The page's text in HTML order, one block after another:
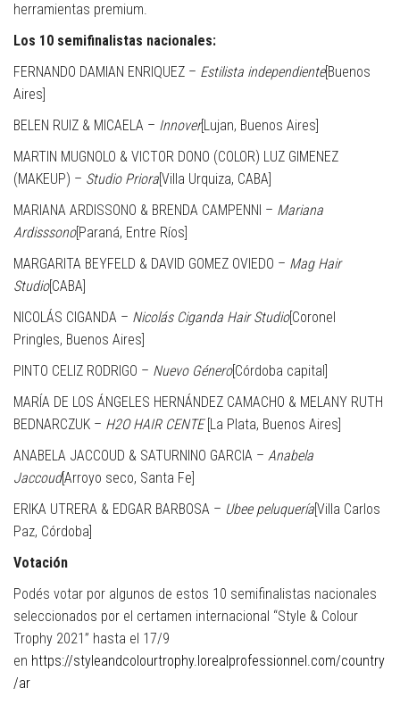
herramientas premium.
Los 10 semifinalistas nacionales:
FERNANDO DAMIAN ENRIQUEZ – Estilista independiente[Buenos
Aires]
BELEN RUIZ & MICAELA – Innover[Lujan, Buenos Aires]
MARTIN MUGNOLO & VICTOR DONO (COLOR) LUZ GIMENEZ
(MAKEUP) – Studio Priora[Villa Urquiza, CABA]
MARIANA ARDISSONO & BRENDA CAMPENNI – Mariana
Ardisssono[Paraná, Entre Ríos]
MARGARITA BEYFELD & DAVID GOMEZ OVIEDO – Mag Hair
Studio[CABA]
NICOLÁS CIGANDA – Nicolás Ciganda Hair Studio[Coronel
Pringles, Buenos Aires]
PINTO CELIZ RODRIGO – Nuevo Género[Córdoba capital]
MARÍA DE LOS ÁNGELES HERNÁNDEZ CAMACHO & MELANY RUTH
BEDNARCZUK – H2O HAIR CENTE[La Plata, Buenos Aires]
ANABELA JACCOUD & SATURNINO GARCIA – Anabela
Jaccoud[Arroyo seco, Santa Fe]
ERIKA UTRERA & EDGAR BARBOSA – Ubee peluquería[Villa Carlos
Paz, Córdoba]
Votación
Podés votar por algunos de estos 10 semifinalistas nacionales
seleccionados por el certamen internacional “Style & Colour
Trophy 2021” hasta el 17/9
en https://styleandcolourtrophy.lorealprofessionnel.com/country
/ar